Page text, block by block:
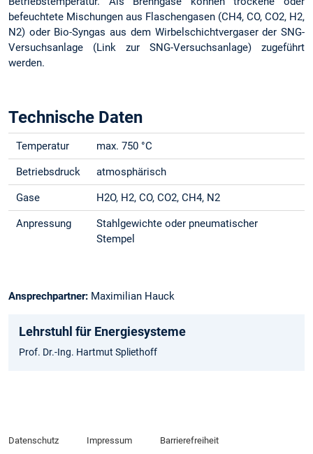
befeuchtete Mischungen aus Flaschengasen (CH4, CO, CO2, H2,
N2) oder Bio-Syngas aus dem Wirbelschichtvergaser der SNG-
Versuchsanlage (Link zur SNG-Versuchsanlage) zugeführt
werden.
Technische Daten
Temperatur max. 750 °C
Betriebsdruck atmosphärisch
Gase H2O, H2, CO, CO2, CH4, N2
Anpressung
Stahlgewichte oder pneumatischer
Stempel
Ansprechpartner: Maximilian Hauck
Lehrstuhl für Energiesysteme
Prof. Dr.-Ing. Hartmut Spliethoff
Datenschutz Impressum Barrierefreiheit